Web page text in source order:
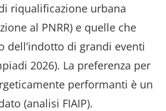
riqualificazione urbana
al PNRR) e quelle che
dell’indotto di grandi eventi
2026). La preferenza per
performanti è un
(analisi FIAIP).